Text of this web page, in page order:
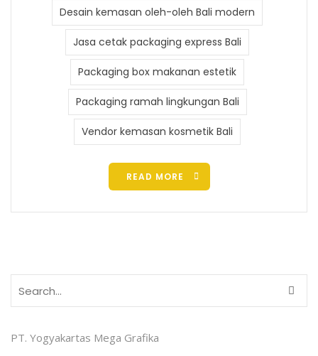
Desain kemasan oleh-oleh Bali modern
Jasa cetak packaging express Bali
Packaging box makanan estetik
Packaging ramah lingkungan Bali
Vendor kemasan kosmetik Bali
READ MORE
PT. Yogyakartas Mega Grafika